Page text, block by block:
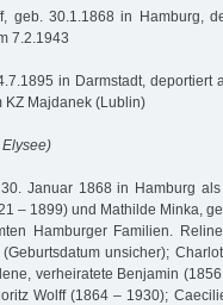
geb. 30.1.1868 in Hamburg,
7.2.1943
in Darmstadt, deportiert
KZ Majdanek (Lublin)
Januar 1868 in Hamburg
– 1899) und Mathilde Minka,
Hamburger Familien.
unsicher);
verheiratete Benjamin
Wolff (1864 – 1930);